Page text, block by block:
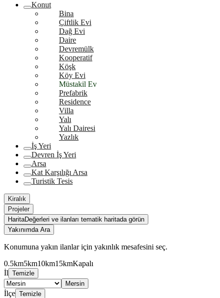
Konut
Bina
Çiftlik Evi
Dağ Evi
Daire
Devremülk
Kooperatif
Köşk
Köy Evi
Müstakil Ev
Prefabrik
Residence
Villa
Yalı
Yalı Dairesi
Yazlık
İş Yeri
Devren İş Yeri
Arsa
Kat Karşılığı Arsa
Turistik Tesis
Kiralık
Projeler
HaritaDeğerleri ve ilanları tematik haritada görün
Yakınımda Ara
Konumuna yakın ilanlar için yakınlık mesafesini seç.
0.5km5km10km15kmKapalı
İl Temizle
Mersin
İlçe Temizle